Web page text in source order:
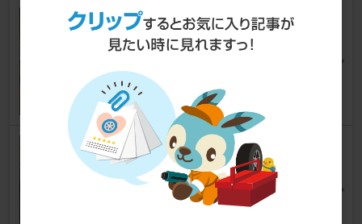
ホンダ純正 ロアームのボルト
ゼスト [JE]
すっとんさん
ATOTO ワイヤレスステアリン
グホイールIRリモートコントロ
ール